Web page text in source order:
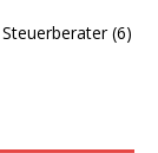
(6)